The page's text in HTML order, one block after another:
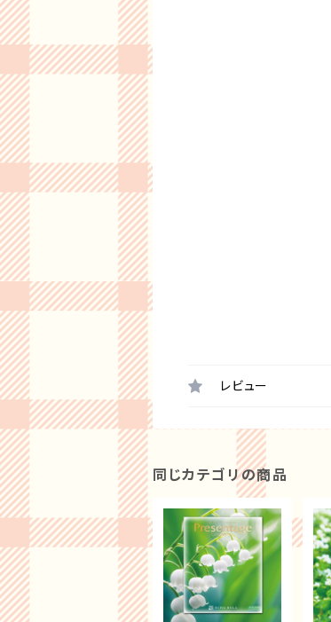
レビュー
同じカテゴリの商品